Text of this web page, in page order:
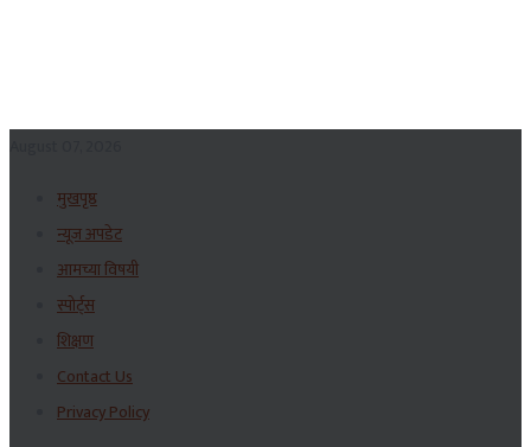
मुखपृष्ठ
न्यूज अपडेट
आमच्या विषयी
स्पोर्ट्स
शिक्षण
Contact Us
Privacy Policy